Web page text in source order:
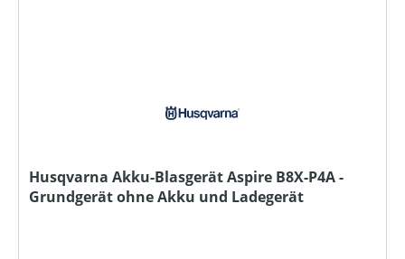
Husqvarna Akku-Blasgerät Aspire B8X-P4A -
Grundgerät ohne Akku und Ladegerät